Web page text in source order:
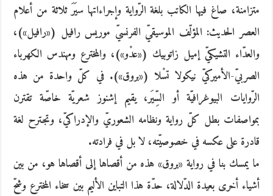
متزامنة، صاغ فيها الكاتب بلغة الرّواية وإجراءاتها سيَرَ ثلاثة من أعلام
العصر الحديث: المؤلّف الموسيقيّ الفرنسيّ موريس رافيل («رافيل»)،
والعدّاء التشيكيّ إميل زاتوبيك («عدْو»)، والمخترع ومهندس الكهرباء
الصربيّ-الأميركيّ نيكولا تسْلا («بروق»). في كلّ واحدة من هذه
الرّوايات البيوغرافيّة أو السِّيَر، يقيم إشنوز شعريّة خاصّة تقترن
بمواصفات بطل كلّ رواية ونظامه الشعوريّ والإدراكيّ، وتجترح لغة
قادرة على عكسه في خصوصيّته، لا بل في فرادته.
ما يمسك بنا في رواية «بروق» هذه من أقصاها إلى أقصاها هو، من بين
أشياء أخرى بعيدة الدّلالة، حدّة هذا التباين الأليم بين سخاء المخترع وشحّ